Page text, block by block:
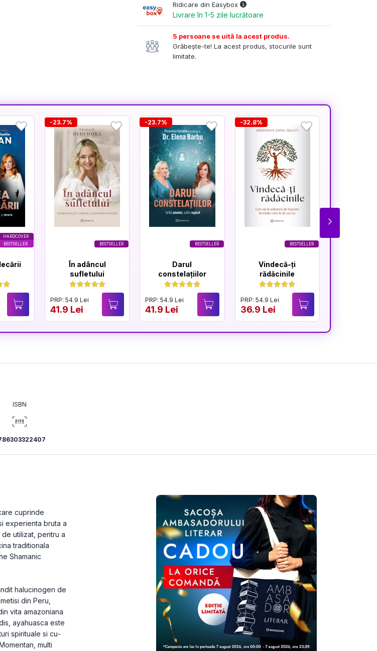
Ridicare din Easybox
Livrare în 1-5 zile lucrătoare
5 persoane se uită la acest produs.
Grăbește-te! La acest produs, stocurile sunt
limitate.
HARDCOVER
BESTSELLER
BESTSELLER
-23.7%
În adâncul
sufletului
PRP: 54.9 Lei
41.9 Lei
BESTSELLER
-23.7%
Darul
constelațiilor
PRP: 54.9 Lei
41.9 Lei
BESTSELLER
-32.8%
Vindecă-ți
rădăcinile
PRP: 54.9 Lei
36.9 Lei
ISBN
cuprinde
experienta bruta a
utilizat, pentru a
traditionala
Shamanic
halucinogen de
din Peru,
vita amazoniana
ayahuasca este
spirituale si cu­
multi